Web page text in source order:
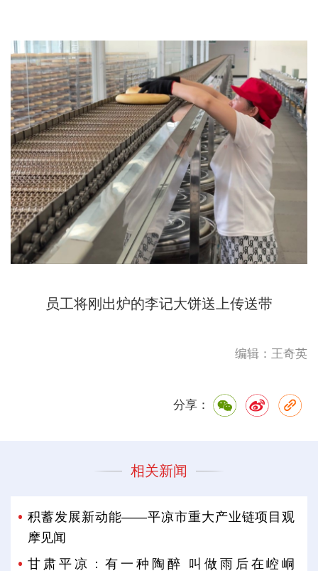
员工将刚出炉的李记大饼送上传送带
编辑：王奇英
分享：
相关新闻
积蓄发展新动能——平凉市重大产业链项目观
摩见闻
甘肃平凉：有一种陶醉 叫做雨后在崆峒